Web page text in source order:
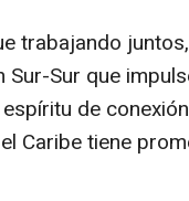
trabajando
Sur que
de
Caribe tiene